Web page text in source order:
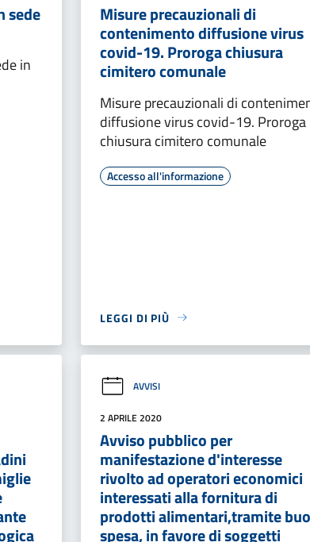
sede
in
Misure precauzionali di
contenimento diffusione virus
covid-19. Proroga chiusura
cimitero comunale
Misure precauzionali di
diffusione virus covid-19. Proroga
chiusura cimitero comunale
Accesso all'informazione
LEGGI DI PIÙ
AVVISI
2 APRILE 2020
Avviso pubblico per
manifestazione d'interesse
rivolto ad operatori economici
interessati alla fornitura di
prodotti alimentari,tramite
spesa, in favore di soggetti